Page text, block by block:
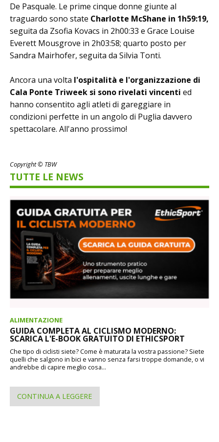
De Pasquale. Le prime cinque donne giunte al
traguardo sono state Charlotte McShane in 1h59:19,
seguita da Zsofia Kovacs in 2h00:33 e Grace Louise
Everett Mousgrove in 2h03:58; quarto posto per
Sandra Mairhofer, seguita da Silvia Tonti.
Ancora una volta l'ospitalità e l'organizzazione di
Cala Ponte Triweek si sono rivelati vincenti ed
hanno consentito agli atleti di gareggiare in
condizioni perfette in un angolo di Puglia davvero
spettacolare. All'anno prossimo!
Copyright © TBW
TUTTE LE NEWS
ALIMENTAZIONE
GUIDA COMPLETA AL CICLISMO MODERNO:
SCARICA L'E-BOOK GRATUITO DI ETHICSPORT
Che tipo di ciclisti siete? Come è maturata la vostra passione? Siete
quelli che salgono in bici e vanno senza farsi troppe domande, o vi
andrebbe di capire meglio cosa...
CONTINUA A LEGGERE